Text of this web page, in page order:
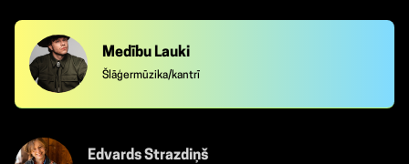
Medību Lauki
Šlāģermūzika/kantrī
Edvards Strazdiņš